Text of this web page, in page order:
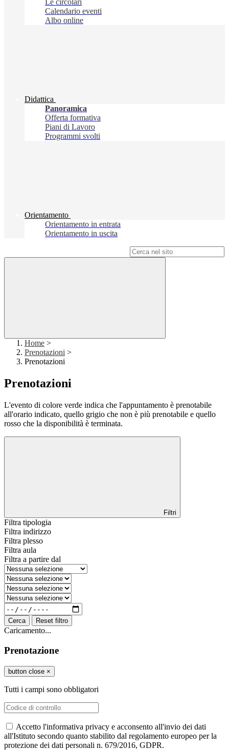
Le circolari
Calendario eventi
Albo online
Didattica
Panoramica
Offerta formativa
Piani di Lavoro
Programmi svolti
Orientamento
Orientamento in entrata
Orientamento in uscita
Home >
Prenotazioni >
Prenotazioni
Prenotazioni
L'evento di colore verde indica che l'appuntamento è prenotabile
all'orario indicato, quello grigio che non è più prenotabile e quello
rosso che la disponibilità è terminata.
Filtri
Filtra tipologia
Filtra indirizzo
Filtra plesso
Filtra aula
Filtra a partire dal
Cerca Reset filtro
Caricamento...
Prenotazione
button close ×
Tutti i campi sono obbligatori
Accetto l'informativa privacy e acconsento all'invio dei dati
all'Istituto secondo quanto stabilito dal regolamento europeo per la
protezione dei dati personali n. 679/2016, GDPR.